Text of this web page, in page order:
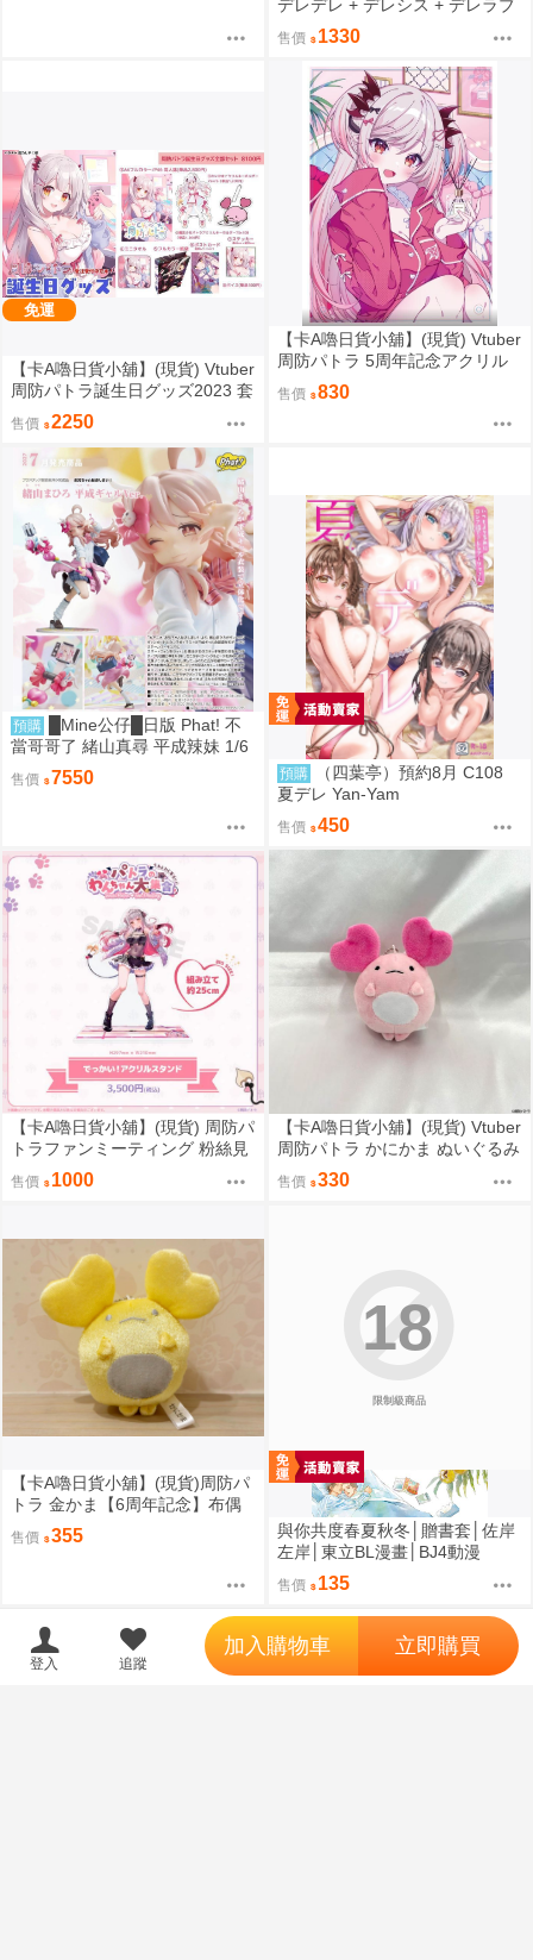
デレデレ + デレシス + デレラブ
3冊套組 附資料夾 Yan-Yam
售價 1330
免運
【卡A嚕日貨小舖】(現貨) Vtuber
周防パトラ誕生日グッズ2023 套
組
售價 2250
【卡A嚕日貨小舖】(現貨) Vtuber
周防パトラ 5周年記念アクリル
ボード 壓克力立板
售價 830
預購
█Mine公仔█日版 Phat! 不
當哥哥了 緒山真尋 平成辣妹 1/6
PVC D9282
售價 7550 預購
（四葉亭）預約8月 C108
夏デレ Yan-Yam
售價 450
【卡A嚕日貨小舖】(現貨) 周防パ
トラファンミーティング 粉絲見
面會『パトラのわんちゃん大集
合』でっかい！！アクリルスタ
r
售價 1000
【卡A嚕日貨小舖】(現貨) Vtuber
周防パトラ かにかま ぬいぐるみ
キーホルダー 布偶鑰匙圈
售價 330
【卡A嚕日貨小舖】(現貨)周防パ
トラ 金かま【6周年記念】布偶
售價 355
限制級商品
18
與你共度春夏秋冬│贈書套│佐岸
左岸│東立BL漫畫│BJ4動漫
售價 135
登入 追蹤
加入購物車 立即購買